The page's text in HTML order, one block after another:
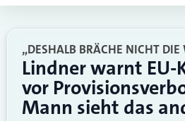
„DESHALB BRÄCHE NICHT
Lindner warnt EU-
vor
Mann sieht das